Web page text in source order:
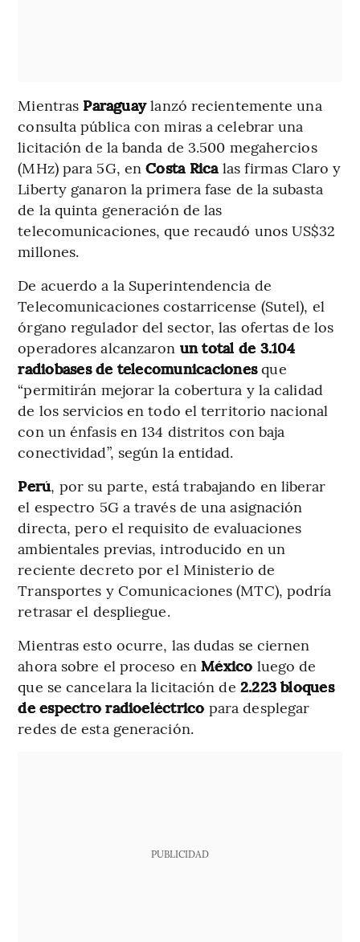
Mientras Paraguaylanzó recientemente una
consulta pública con miras a celebrar una
licitación de la banda de 3.500 megahercios
(MHz) para 5G, enCosta Ricalas firmas Claro y
Liberty ganaron la primera fase de la subasta
de la quinta generación de las
telecomunicaciones, que recaudó unos US$32
millones.
De acuerdo a la Superintendencia de
Telecomunicaciones costarricense (Sutel), el
órgano regulador del sector, las ofertas de los
operadores alcanzaron un total de 3.104
radiobases de telecomunicacionesque
“permitirán mejorar la cobertura y la calidad
de los servicios en todo el territorio nacional
con un énfasis en 134 distritos con baja
conectividad”, según la entidad.
Perú, por su parte, está trabajando en liberar
el espectro 5G a través de una asignación
directa, pero el requisito de evaluaciones
ambientales previas, introducido en un
reciente decreto por el Ministerio de
Transportes y Comunicaciones (MTC), podría
retrasar el despliegue.
Mientras esto ocurre, las dudas se ciernen
ahora sobre el proceso en México luego de
que se cancelara la licitación de 2.223 bloques
de espectro radioeléctrico para desplegar
redes de esta generación.
PUBLICIDAD